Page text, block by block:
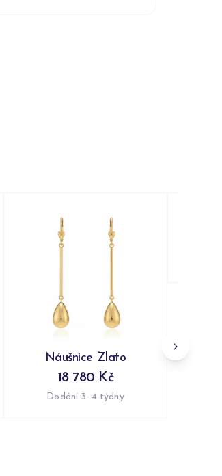
Náušnice Zlato
18 780 Kč
Dodání 3–4 týdny